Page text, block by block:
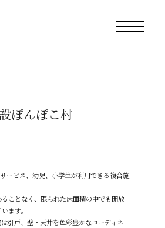
ぽんぽこ村
ービス、幼児、小学生が利用できる複合施
ことなく、限られた床面積の中でも開放
ます。
引戸、壁・天井を色彩豊かなコーディネ